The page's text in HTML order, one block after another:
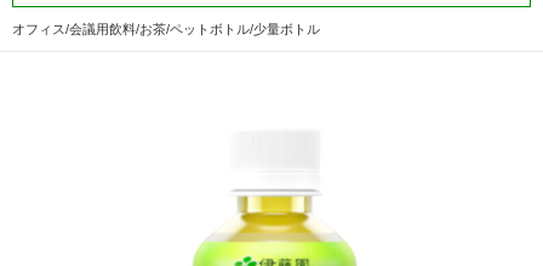
オフィス/会議用飲料/お茶/ペットボトル/少量ボトル